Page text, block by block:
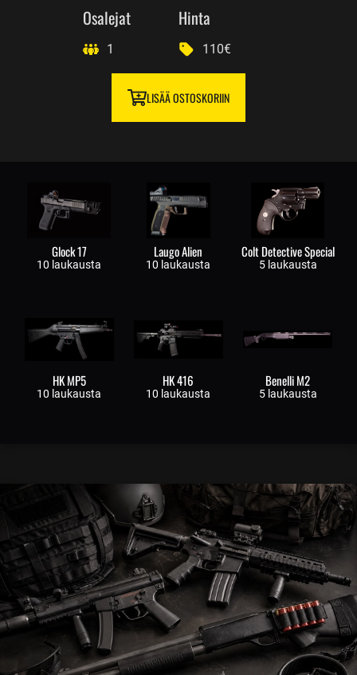
Osalejat
1
Hinta
110€
LISÄÄ OSTOSKORIIN
Glock 17
10 laukausta
Laugo Alien
10 laukausta
Colt Detective Special
5 laukausta
HK MP5
10 laukausta
HK 416
10 laukausta
Benelli M2
5 laukausta